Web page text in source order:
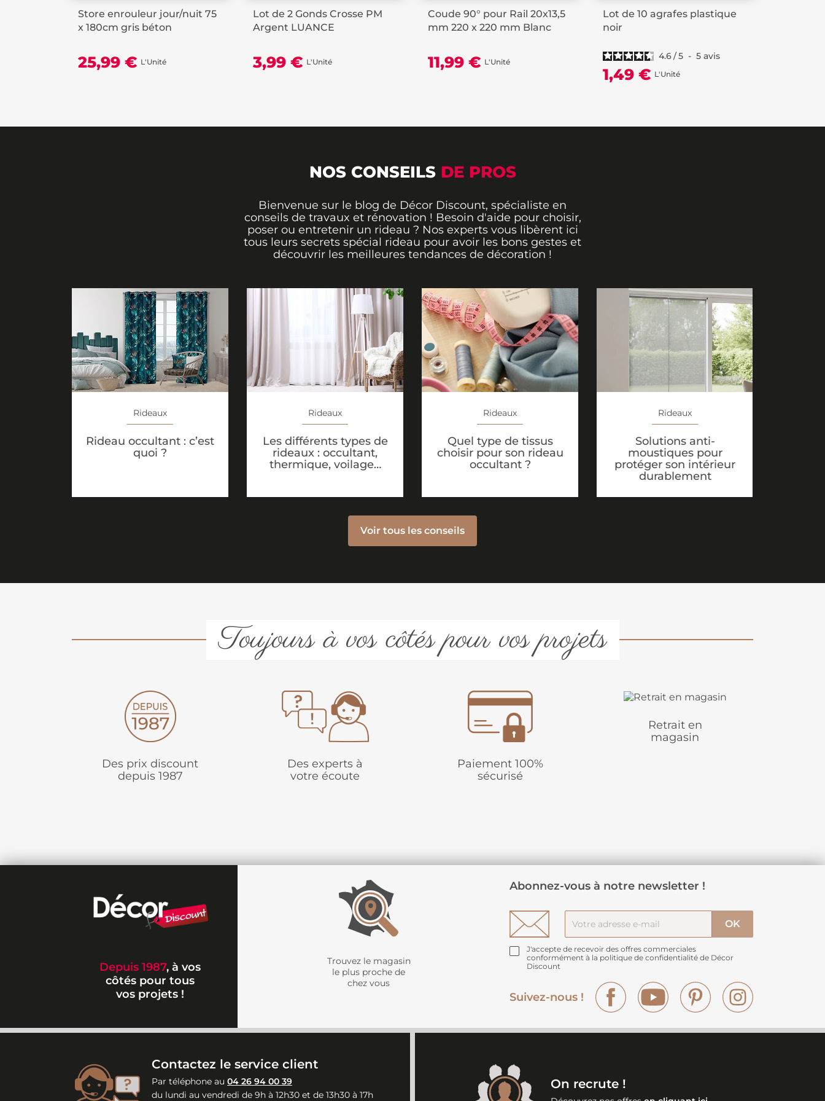
Store enrouleur jour/nuit 75
x 180cm gris béton
25,99 € L'Unité
Lot de 2 Gonds Crosse PM
Argent LUANCE
3,99 € L'Unité
Coude 90° pour Rail 20x13,5
mm 220 x 220 mm Blanc
11,99 € L'Unité
Lot de 10 agrafes plastique
noir
4.6/5 - 5 avis
1,49 € L'Unité
NOS CONSEILS DE PROS
Bienvenue sur le blog de Décor Discount, spécialiste en
conseils de travaux et rénovation ! Besoin d'aide pour choisir,
poser ou entretenir un rideau ? Nos experts vous libèrent ici
tous leurs secrets spécial rideau pour avoir les bons gestes et
découvrir les meilleures tendances de décoration !
Rideaux
Rideau occultant : c’est
quoi ?
Rideaux
Les différents types de
rideaux : occultant,
thermique, voilage…
Rideaux
Quel type de tissus
choisir pour son rideau
occultant ?
Rideaux
Solutions anti-
moustiques pour
protéger son intérieur
durablement
Voir tous les conseils
Toujours à vos côtés pour vos projets
Des prix discount
depuis 1987
Des experts à
votre écoute
Paiement 100%
sécurisé
Retrait en
magasin
Depuis 1987, à vos
côtés pour tous
vos projets !
Trouvez le magasin
le plus proche de
chez vous
Abonnez-vous à notre newsletter !
J'accepte de recevoir des offres commerciales
conformément à la politique de confidentialité de Décor
Discount
Suivez-nous !
Facebook YouTube Pinterest
Contactez le service client
Par téléphone au 04 26 94 00 39
du lundi au vendredi de 9h à 12h30 et de 13h30 à 17h
On recrute !